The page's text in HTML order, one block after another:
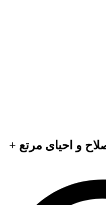
و احیای مرتع +